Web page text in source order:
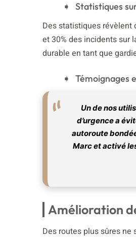
Statistiques
Des statistiques révèlent
et 30% des incidents sur
durable en tant que
Témoignages
Un de nos
d’urgencea
autoroute
Marc et activé
Amélioration
Des routes plus sûres ne